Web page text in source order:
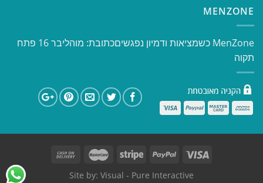
MENZONE
​​MenZone כשמציאות ודמיון נפגשים​ כתובת: מוהליבר 16 פתח
תקוה
Site by: Visual - Pure Interactive